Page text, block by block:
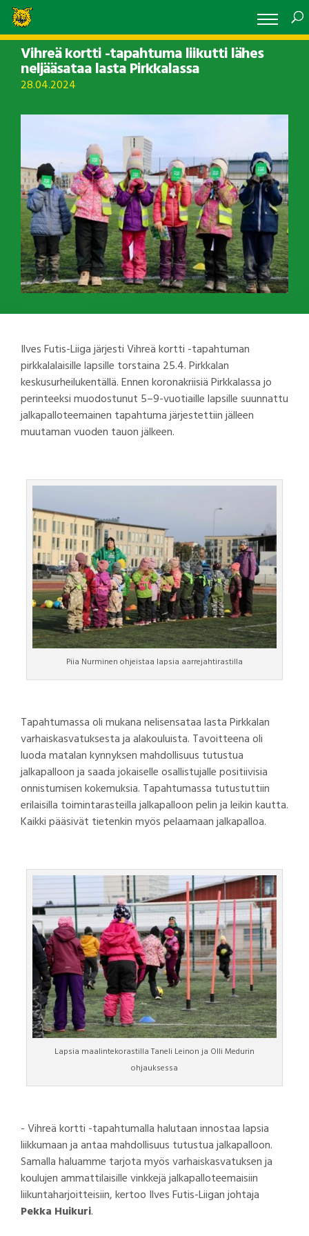
Vihreä kortti -tapahtuma liikutti lähes
neljääsataa lasta Pirkkalassa
28.04.2024
Ilves Futis-Liiga järjesti Vihreä kortti -tapahtuman
pirkkalalaisille lapsille torstaina 25.4. Pirkkalan
keskusurheilukentällä. Ennen koronakriisiä Pirkkalassa jo
perinteeksi muodostunut 5–9-vuotiaille lapsille suunnattu
jalkapalloteemainen tapahtuma järjestettiin jälleen
muutaman vuoden tauon jälkeen.
Piia Nurminen ohjeistaa lapsia aarrejahtirastilla
Tapahtumassa oli mukana nelisensataa lasta Pirkkalan
varhaiskasvatuksesta ja alakouluista. Tavoitteena oli
luoda matalan kynnyksen mahdollisuus tutustua
jalkapalloon ja saada jokaiselle osallistujalle positiivisia
onnistumisen kokemuksia. Tapahtumassa tutustuttiin
erilaisilla toimintarasteilla jalkapalloon pelin ja leikin kautta.
Kaikki pääsivät tietenkin myös pelaamaan jalkapalloa.
Lapsia maalintekorastilla Taneli Leinon ja Olli Medurin
ohjauksessa
- Vihreä kortti -tapahtumalla halutaan innostaa lapsia
liikkumaan ja antaa mahdollisuus tutustua jalkapalloon.
Samalla haluamme tarjota myös varhaiskasvatuksen ja
koulujen ammattilaisille vinkkejä jalkapalloteemaisiin
liikuntaharjoitteisiin, kertoo Ilves Futis-Liigan johtaja
Pekka Huikuri.